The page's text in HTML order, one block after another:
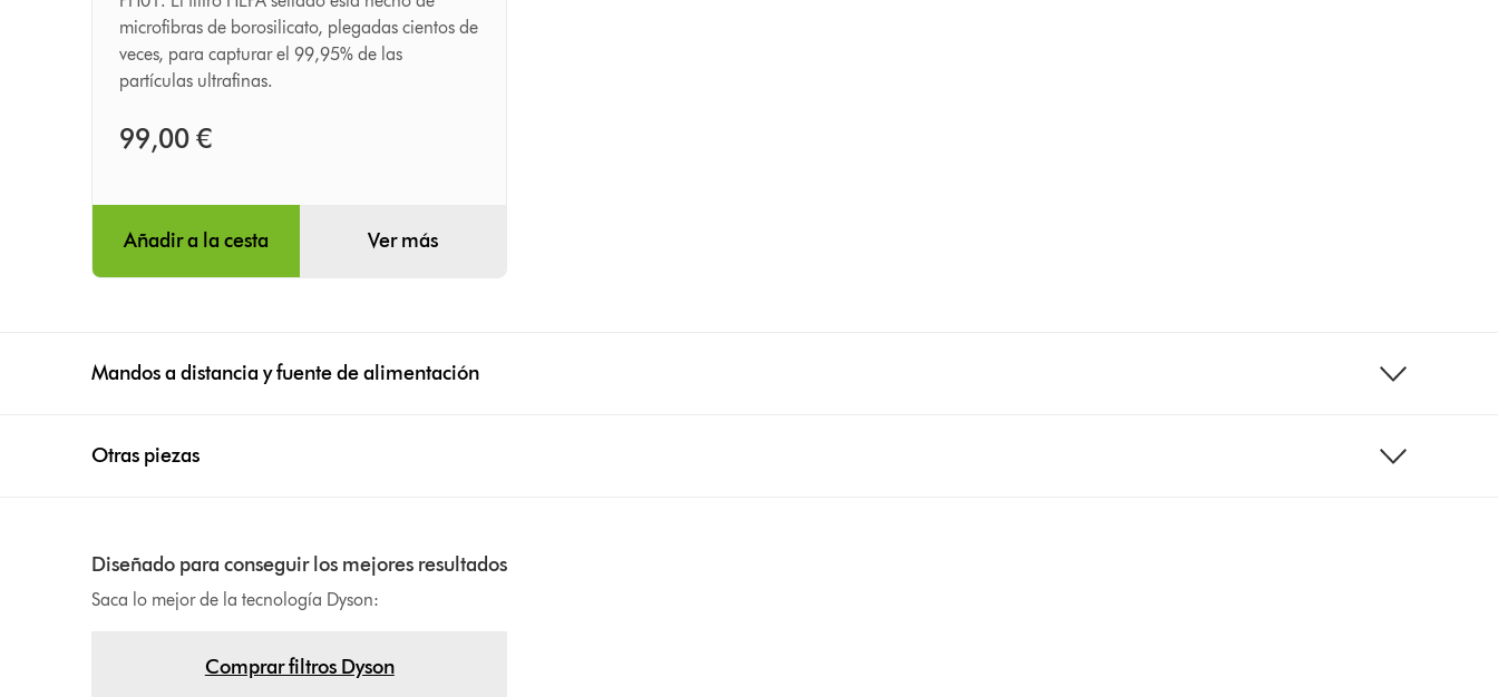
y
filtro
interno
de
carbón
microfibras de borosilicato, plegadas cientos de
veces, para capturar el 99,95% de las
partículas ultrafinas.
99,00 €
Añadir a la cesta Ver más
Mandos a distancia y fuente de alimentación
Otras piezas
Diseñado para conseguir los mejores resultados
Saca lo mejor de la tecnología Dyson:
Comprar filtros Dyson